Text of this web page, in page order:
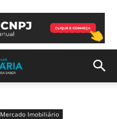
Mercado Imobiliário